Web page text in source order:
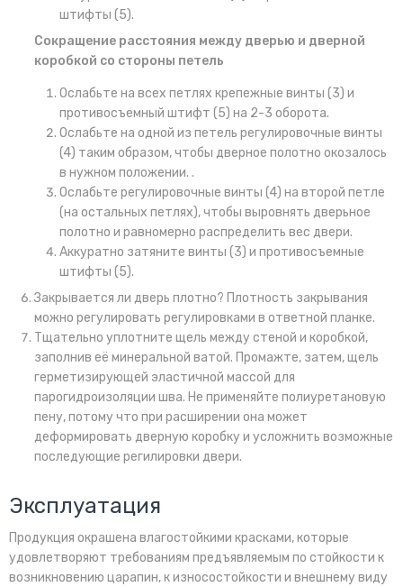
штифты (5).
Сокращение расстояния между дверью и дверной
коробкой со стороны петель
Ослабьте на всех петлях крепежные винты (3) и
противосъемный штифт (5) на 2-3 оборота.
Ослабьте на одной из петель регулировочные винты
(4) таким образом, чтобы дверное полотно окозалось
в нужном положении. .
Ослабьте регулировочные винты (4) на второй петле
(на остальных петлях), чтобы выровнять дверьное
полотно и равномерно распределить вес двери.
Аккуратно затяните винты (3) и противосъемные
штифты (5).
Закрывается ли дверь плотно? Плотность закрывания
можно регулировать регулировками в ответной планке.
Тщательно уплотните щель между стеной и коробкой,
заполнив её минеральной ватой. Промажте, затем, щель
герметизирующей эластичной массой для
парогидроизоляции шва. Не применяйте полиуретановую
пену, потому что при расширении она может
деформировать дверную коробку и усложнить возможные
последующие регилировки двери.
Эксплуатация
Продукция окрашена влагостойкими красками, которые
удовлетворяют требованиям предъявляемым по стойкости к
возникновению царапин, к износостойкости и внешнему виду